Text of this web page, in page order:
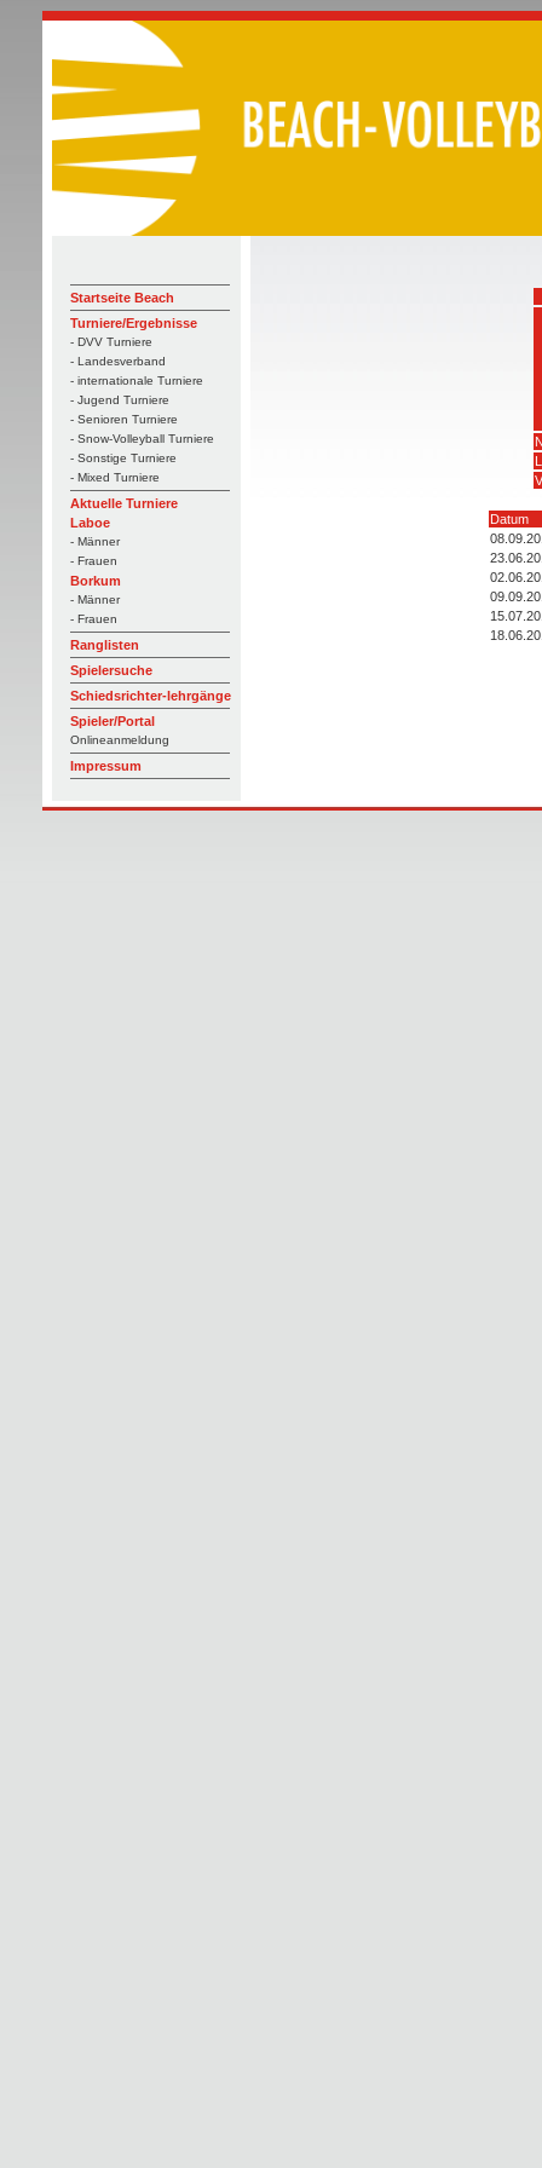
Startseite Beach
Turniere/Ergebnisse
- DVV Turniere
- Landesverband
- internationale Turniere
- Jugend Turniere
- Senioren Turniere
- Snow-Volleyball Turniere
- Sonstige Turniere
- Mixed Turniere
Aktuelle Turniere
Laboe
- Männer
- Frauen
Borkum
- Männer
- Frauen
Ranglisten
Spielersuche
Schiedsrichter-lehrgänge
Spieler/Portal
Onlineanmeldung
Impressum
Datum